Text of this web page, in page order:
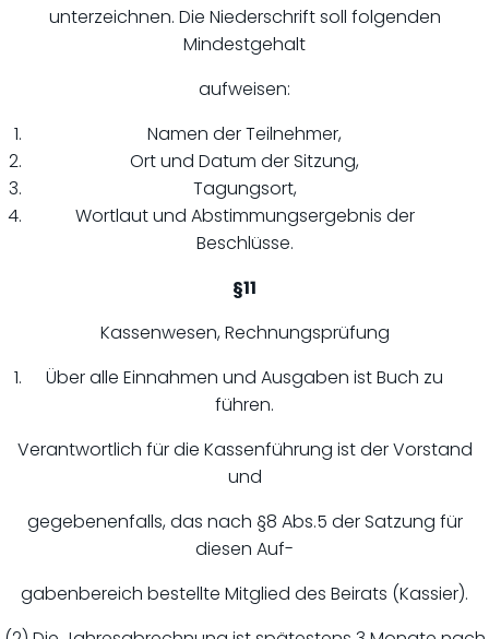
unterzeichnen. Die Niederschrift soll folgenden
Mindestgehalt
aufweisen:
Namen der Teilnehmer,
Ort und Datum der Sitzung,
Tagungsort,
Wortlaut und Abstimmungsergebnis der
Beschlüsse.
§11
Kassenwesen, Rechnungsprüfung
Über alle Einnahmen und Ausgaben ist Buch zu
führen.
Verantwortlich für die Kassenführung ist der Vorstand
und
gegebenenfalls, das nach §8 Abs.5 der Satzung für
diesen Auf-
gabenbereich bestellte Mitglied des Beirats (Kassier).